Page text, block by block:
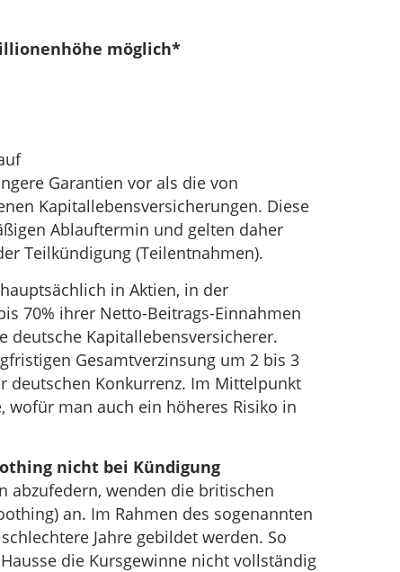
möglich*
Garantien vor als die von
Kapitallebensversicherungen. Diese
Ablauftermin und gelten daher
Teilkündigung (Teilentnahmen).
in Aktien, in der
70% ihrer Netto-Beitrags-Einnahmen
Kapitallebensversicherer.
Gesamtverzinsung um 2 bis 3
deutschen Konkurrenz. Im Mittelpunkt
wofür man auch ein höheres Risiko in
nicht bei Kündigung
abzufedern, wenden die britischen
an. Im Rahmen des sogenannten
Jahre gebildet werden. So
die Kursgewinne nicht vollständig